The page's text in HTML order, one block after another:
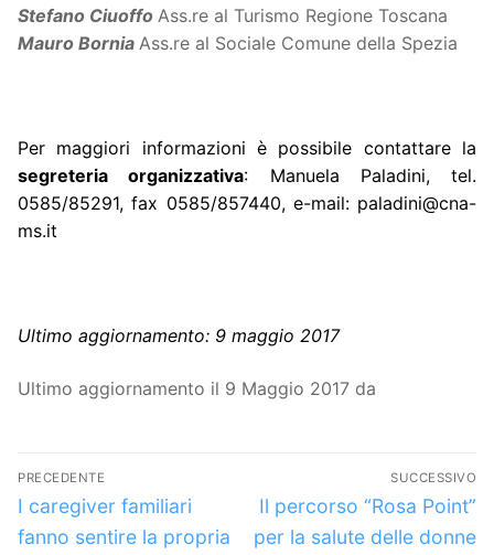
Stefano Ciuoffo Ass.re al Turismo Regione Toscana
Mauro Bornia Ass.re al Sociale Comune della Spezia
Per maggiori informazioni è possibile contattare la
segreteria organizzativa: Manuela Paladini, tel.
0585/85291, fax 0585/857440, e-mail: paladini@cna-
ms.it
Ultimo aggiornamento: 9 maggio 2017
Ultimo aggiornamento il 9 Maggio 2017 da
Navigazione
articoli
PRECEDENTE
Articolo
precedente:
I caregiver familiari
fanno sentire la propria
SUCCESSIVO
Articolo
successivo:
Il percorso “Rosa Point”
per la salute delle donne